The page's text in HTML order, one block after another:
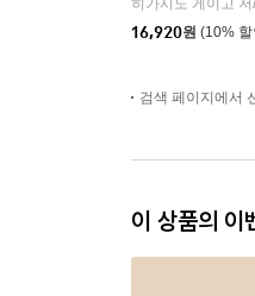
16,920원 (10%
검색 페이지에서
이 상품의 이